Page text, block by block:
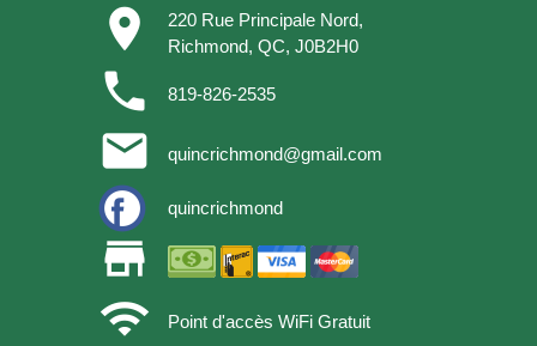
place
220 Rue Principale Nord,
Richmond, QC, J0B2H0
phone 819-826-2535
email quincrichmond@gmail.com
quincrichmond
store
wifi
Point d'accès WiFi Gratuit